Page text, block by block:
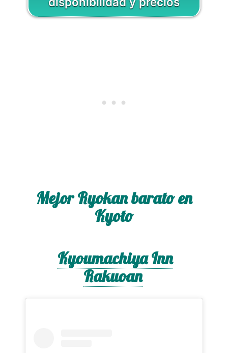
Mejor Ryokan barato en
Kyoto
Kyoumachiya Inn
Rakuoan